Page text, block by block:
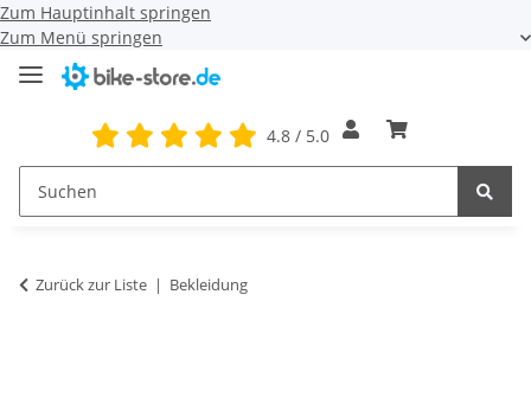
Zum Hauptinhalt springen
Zum Menü springen
4.8 / 5.0
Zurück zur Liste Bekleidung